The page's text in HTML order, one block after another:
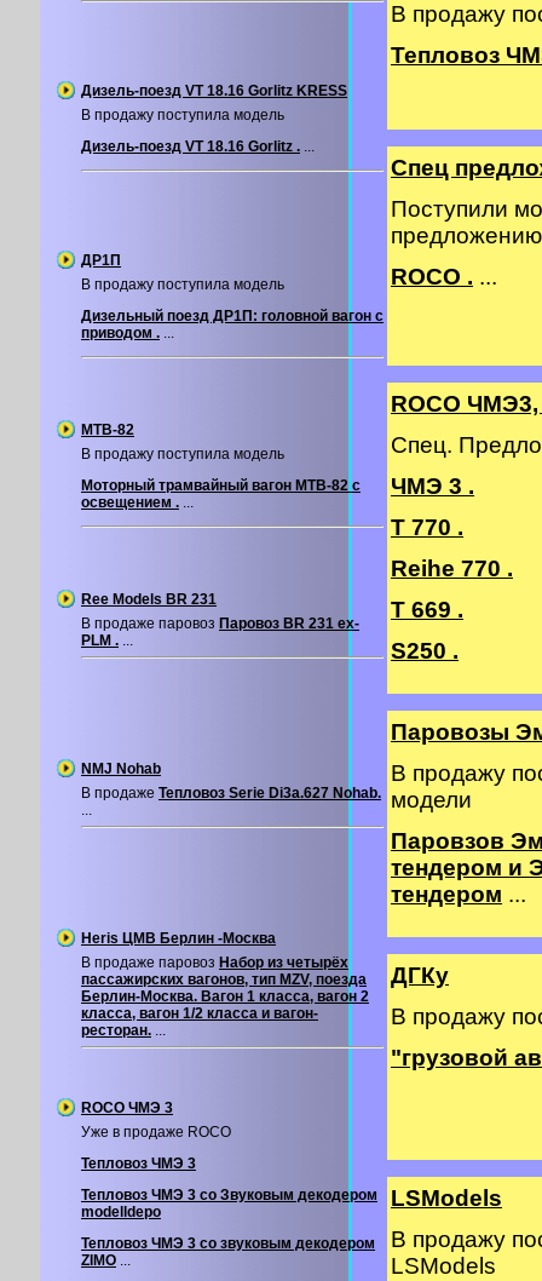
Дизель-поезд VT 18.16 Gorlitz KRESS
В продажу поступила модель
Дизель-поезд VT 18.16 Gorlitz . ...
ДР1П
В продажу поступила модель
Дизельный поезд ДР1П: головной вагон с
приводом . ...
МТВ-82
В продажу поступила модель
Моторный трамвайный вагон МТВ-82 с
освещением . ...
Ree Models BR 231
В продаже паровоз Паровоз BR 231 ex-
PLM . ...
NMJ Nohab
В продаже Тепловоз Serie Di3a.627 Nohab.
...
Heris ЦМВ Берлин -Москва
В продаже паровоз Набор из четырёх
пассажирских вагонов, тип MZV, поезда
Берлин-Москва. Вагон 1 класса, вагон 2
класса, вагон 1/2 класса и вагон-
ресторан. ...
ROCO ЧМЭ 3
Уже в продаже ROCO
Тепловоз ЧМЭ 3
Тепловоз ЧМЭ 3 со Звуковым декодером
modelldepo
Тепловоз ЧМЭ 3 со звуковым декодером
ZIMO ...
В продажу
Тепловоз
Спец
Поступили
ROCO . ...
ROCO ЧМЭ3,
Спец.
ЧМЭ 3 .
T 770 .
Reihe 770 .
T 669 .
S250 .
Паровозы
В продажу
модели
Паровзов
тендером и
тендером ...
ДГКу
В продажу
"грузовой
LSModels
В продажу
LSModels